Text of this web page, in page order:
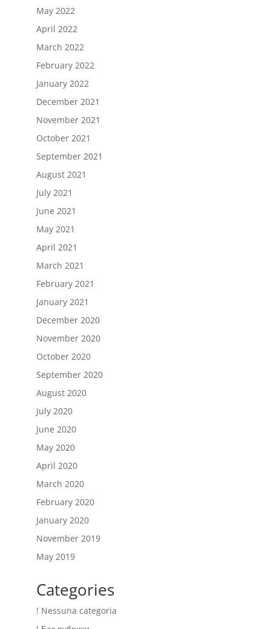
May 2022
April 2022
March 2022
February 2022
January 2022
December 2021
November 2021
October 2021
September 2021
August 2021
July 2021
June 2021
May 2021
April 2021
March 2021
February 2021
January 2021
December 2020
November 2020
October 2020
September 2020
August 2020
July 2020
June 2020
May 2020
April 2020
March 2020
February 2020
January 2020
November 2019
May 2019
Categories
! Nessuna categoria